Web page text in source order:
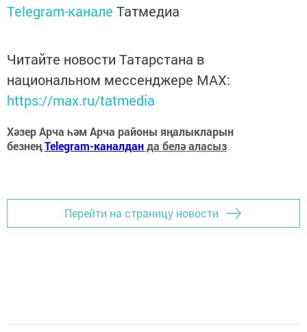
Telegram-канале Татмедиа
Читайте новости Татарстана в
национальном мессенджере MАХ:
https://max.ru/tatmedia
Хәзер Арча һәм Арча районы яңалыкларын
безнеңTelegram-каналданда белә аласыз
Перейти на страницу новости